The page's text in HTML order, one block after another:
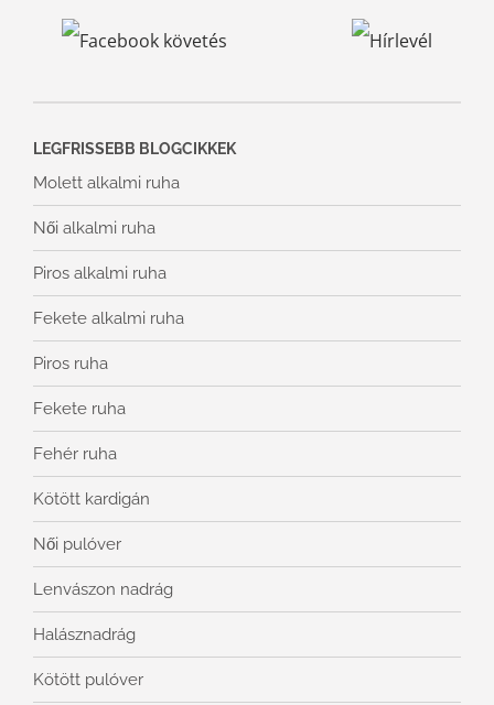
LEGFRISSEBB BLOGCIKKEK
Molett alkalmi ruha
Női alkalmi ruha
Piros alkalmi ruha
Fekete alkalmi ruha
Piros ruha
Fekete ruha
Fehér ruha
Kötött kardigán
Női pulóver
Lenvászon nadrág
Halásznadrág
Kötött pulóver